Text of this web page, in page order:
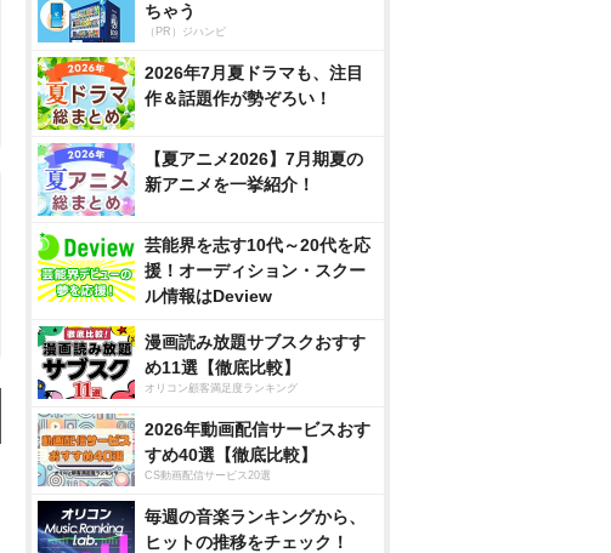
ちゃう
（PR）ジハンピ
2026年7月夏ドラマも、注目
作＆話題作が勢ぞろい！
【夏アニメ2026】7月期夏の
新アニメを一挙紹介！
芸能界を志す10代～20代を応
援！オーディション・スクー
ル情報はDeview
漫画読み放題サブスクおすす
め11選【徹底比較】
オリコン顧客満足度ランキング
2026年動画配信サービスおす
すめ40選【徹底比較】
CS動画配信サービス20選
毎週の音楽ランキングから、
ヒットの推移をチェック！